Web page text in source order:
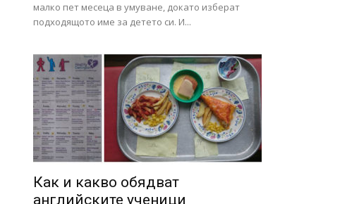
малко пет месеца в умуване, докато изберат
подходящото име за детето си. И...
Как и какво обядват
английските ученици